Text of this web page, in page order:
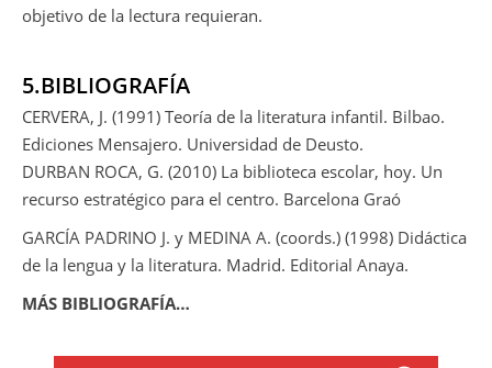
objetivo de la lectura requieran.
5.BIBLIOGRAFÍA
CERVERA, J. (1991) Teoría de la literatura infantil. Bilbao.
Ediciones Mensajero. Universidad de Deusto.
DURBAN ROCA, G. (2010) La biblioteca escolar, hoy. Un
recurso estratégico para el centro. Barcelona Graó
GARCÍA PADRINO J. y MEDINA A. (coords.) (1998) Didáctica
de la lengua y la literatura. Madrid. Editorial Anaya.
MÁS BIBLIOGRAFÍA…